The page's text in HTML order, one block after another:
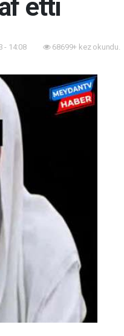
etti
- 14:08 68699+ kez okundu.